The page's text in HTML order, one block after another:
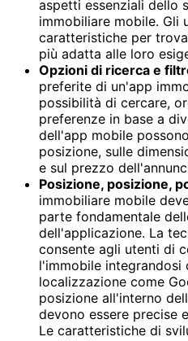
aspetti essenziali dello
immobiliare mobile. Gli
caratteristiche per
più adatta alle loro
Opzioni di ricerca e
preferite di un'app
possibilità di cercare,
preferenze in base a
dell'app mobile
posizione, sulle
e sul prezzo
Posizione, posizione,
immobiliare mobile
parte fondamentale
dell'applicazione. La
consente agli utenti di
l'immobile integrandosi
localizzazione come
posizione all'interno
devono essere precise
Le caratteristiche di